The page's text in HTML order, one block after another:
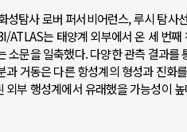
탐사 로버 퍼서비어런스, 루시 탐사
ATLAS는 태양계 외부에서 온 세 번
문을 일축했다. 다양한 관측 결과를
거동은 다른 항성계의 형성과 진화
부 행성계에서 유래했을 가능성이